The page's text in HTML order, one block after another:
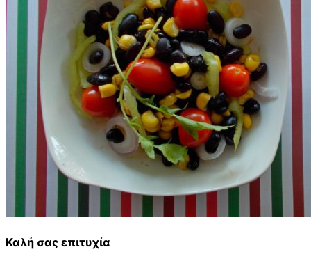
Καλή σας επιτυχία